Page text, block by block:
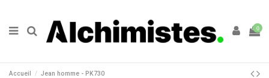
0
Accueil Jean homme - PK730